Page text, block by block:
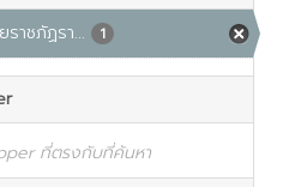
ราชภัฏรา...
1
ที่ตรงกับที่ค้นหา